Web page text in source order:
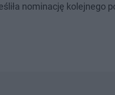
nominację kolejnego